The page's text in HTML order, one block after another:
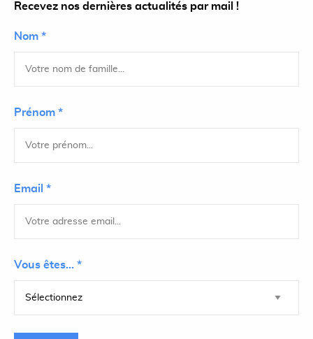
Recevez nos dernières actualités par mail !
Nom *
Prénom *
Email *
Vous êtes... *